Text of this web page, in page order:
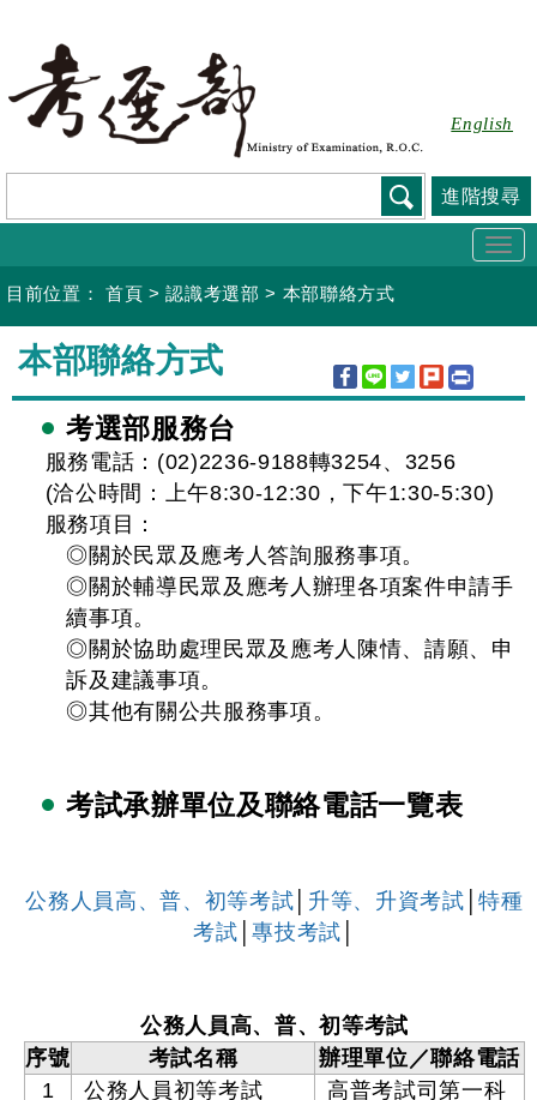
要
容
English
進階搜尋
目前位置： 首頁 >認識考選部 > 本部聯絡方式
本部聯絡方式
考選部服務台
服務電話：(02)2236-9188轉3254、3256
(洽公時間：上午8:30-12:30，下午1:30-5:30)
服務項目：
◎關於民眾及應考人答詢服務事項。
◎關於輔導民眾及應考人辦理各項案件申請手
續事項。
◎關於協助處理民眾及應考人陳情、請願、申
訴及建議事項。
◎其他有關公共服務事項。
考試承辦單位及聯絡電話一覽表
公務人員高、普、初等考試 升等、升資考試 │特種
考試 │專技考試
公務人員高、普、初等考試
序號
考試名稱
辦理單位／聯絡電話
1
公務人員初等考試
高普考試司第一科